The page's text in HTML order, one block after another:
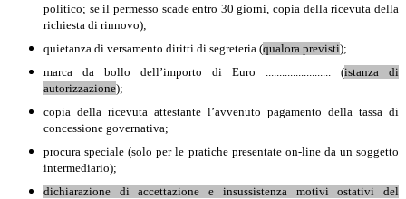
politico; se il permesso scade entro 30 giorni, copia della ricevuta della
richiesta di rinnovo);
quietanza di versamento diritti di segreteria (qualora previsti);
marca da bollo dell’importo di Euro ........................ (istanza di
autorizzazione);
copia della ricevuta attestante l’avvenuto pagamento della tassa di
concessione governativa;
procura speciale (solo per le pratiche presentate on-line da un soggetto
intermediario);
dichiarazione di accettazione e insussistenza motivi ostativi del